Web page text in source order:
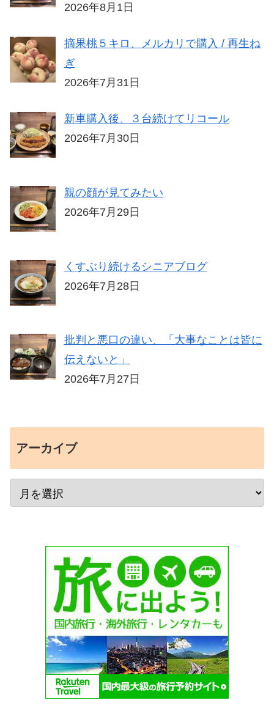
2026年8月1日
摘果桃５キロ、メルカリで購入 / 再生ね
ぎ
2026年7月31日
新車購入後、３台続けてリコール
2026年7月30日
親の顔が見てみたい
2026年7月29日
くすぶり続けるシニアブログ
2026年7月28日
批判と悪口の違い、「大事なことは皆に
伝えないと」
2026年7月27日
アーカイブ